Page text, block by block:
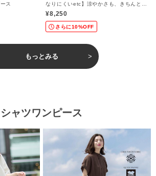
ス
なりにくいetc】涼やかさも、きちんとも
叶うワンピース
¥8,250
さらに10%OFF
もっとみる
ャツワンピース